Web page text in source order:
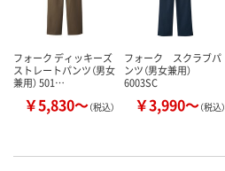
フォーク ディッキーズ
ストレートパンツ（男女
兼用） 501…
￥5,830～（税込）
フォーク スクラブパ
ンツ（男女兼用）
6003SC
￥3,990～（税込）